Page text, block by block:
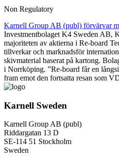
Non Regulatory
Karnell Group AB (publ) förvärvar
Investmentbolaget K4 Sweden AB,
majoriteten av aktierna i Re-board
tillverkar och marknadsför
skivmaterial baserat på kartong.
i Norrköping. ”Re-board får en
fram emot den fortsatta resan som
Karnell Sweden
Karnell Group AB (publ)
Riddargatan 13 D
SE-114 51 Stockholm
Sweden